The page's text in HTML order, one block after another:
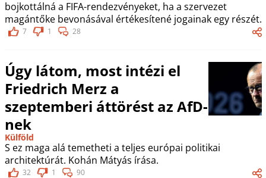
bojkottálná a FIFA-rendezvényeket, ha a szervezet
magántőke bevonásával értékesítené jogainak egy részét.
7 1 28
Úgy látom, most intézi el
Friedrich Merz a
szeptemberi áttörést az AfD-
nek
Külföld
S ez maga alá temetheti a teljes európai politikai
architektúrát. Kohán Mátyás írása.
32 1 90